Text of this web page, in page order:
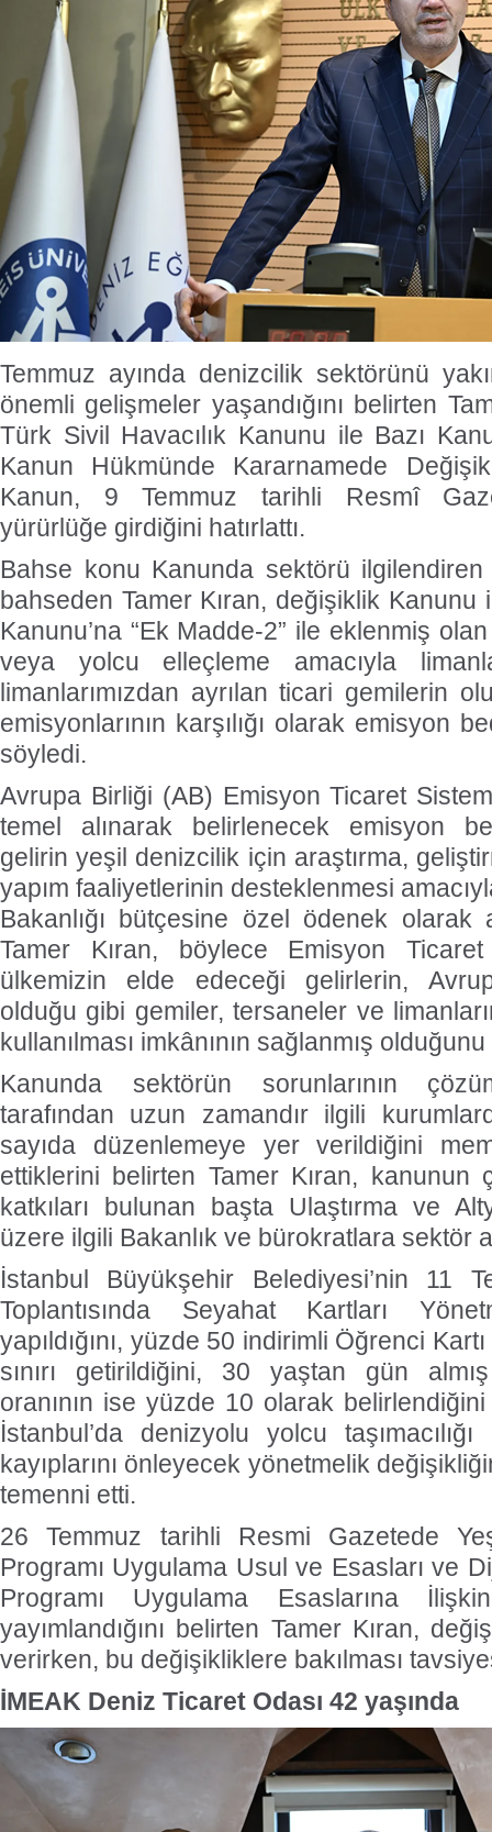
Temmuz ayında denizcilik sektörünü
önemli gelişmeler yaşandığını belirten
Türk Sivil Havacılık Kanunu ile Bazı
Kanun Hükmünde Kararnamede
Kanun, 9 Temmuz tarihli Resmî
yürürlüğe girdiğini hatırlattı.
Bahse konu Kanunda sektörü
bahseden Tamer Kıran, değişiklik Kanunu
Kanunu’na “Ek Madde-2” ile eklenmiş
veya yolcu elleçleme amacıyla
limanlarımızdan ayrılan ticari gemilerin
emisyonlarının karşılığı olarak emisyon
söyledi.
Avrupa Birliği (AB) Emisyon Ticaret
temel alınarak belirlenecek emisyon
gelirin yeşil denizcilik için araştırma,
yapım faaliyetlerinin desteklenmesi
Bakanlığı bütçesine özel ödenek olarak
Tamer Kıran, böylece Emisyon Ticaret
ülkemizin elde edeceği gelirlerin,
olduğu gibi gemiler, tersaneler ve
kullanılması imkânının sağlanmış
Kanunda sektörün sorunlarının
tarafından uzun zamandır ilgili
sayıda düzenlemeye yer verildiğini
ettiklerini belirten Tamer Kıran, kanunun
katkıları bulunan başta Ulaştırma ve
üzere ilgili Bakanlık ve bürokratlara sektör
İstanbul Büyükşehir Belediyesi’nin 11
Toplantısında Seyahat Kartları
yapıldığını, yüzde 50 indirimli Öğrenci
sınırı getirildiğini, 30 yaştan gün
oranının ise yüzde 10 olarak
İstanbul’da denizyolu yolcu
kayıplarını önleyecek yönetmelik
temenni etti.
26 Temmuz tarihli Resmi Gazetede
Programı Uygulama Usul ve Esasları ve
Programı Uygulama Esaslarına
yayımlandığını belirten Tamer Kıran,
verirken, bu değişikliklere bakılması
İMEAK Deniz Ticaret Odası 42 yaşında